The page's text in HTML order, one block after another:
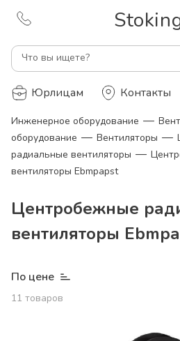
Что вы ищете?
Юрлицам Контакты
Инженерное оборудование —
оборудование — Вентиляторы —
радиальные вентиляторы —
вентиляторы Ebmpapst
Центробежные
вентиляторы
По цене
11 товаров